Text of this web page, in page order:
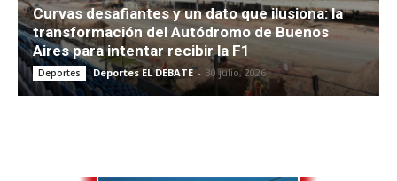
Curvas desafiantes y un dato que ilusiona: la
transformación del Autódromo de Buenos
Aires para intentar recibir la F1
Deportes Deportes EL DEBATE - 30 julio, 2026